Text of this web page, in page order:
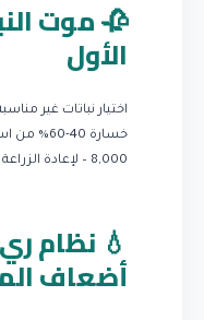
🥀 موت
الأول
خسارة 40-60% من استثمارك خلال 4 أشهر.
8,000 – لإعادة الزراعة
أضعاف